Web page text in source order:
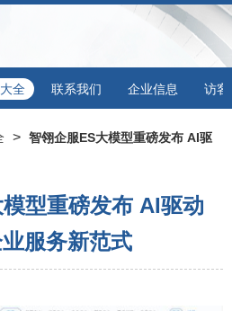
全 联系我们 企业信息 访客
> 智翎企服ES大模型重磅发布 AI驱
型重磅发布 AI驱动
服务新范式